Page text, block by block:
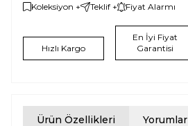
Koleksiyon + Teklif + Fiyat Alarmı
Hızlı Kargo
En İyi Fiyat
Garantisi
Ürün Özellikleri Yorumlar